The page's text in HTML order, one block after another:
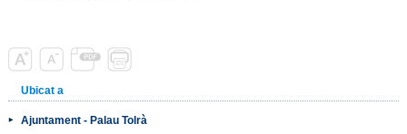
Ubicat a
Ajuntament - Palau Tolrà